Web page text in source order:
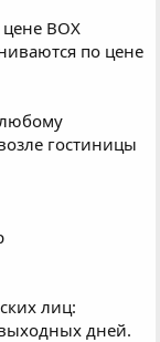
ВОХ
по цене
гостиницы
лиц:
дней.